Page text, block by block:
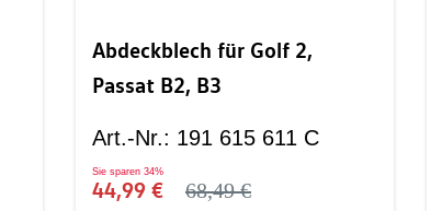
Abdeckblech für Golf 2,
Passat B2, B3
Art.-Nr.: 191 615 611 C
Sie sparen 34%
44,99 € 68,49 €